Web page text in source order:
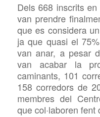
Dels 668 inscrits
van prendre
que es considera
ja que quasi el
van anar, a pesar
van acabar la
caminants, 101
158 corredors de
membres del
que col·laboren fent